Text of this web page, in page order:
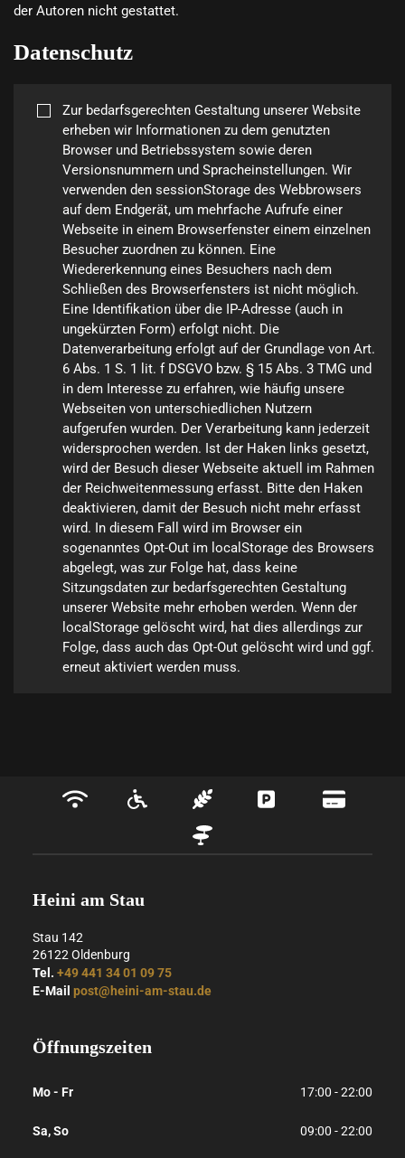
der Autoren nicht gestattet.
Datenschutz
Zur bedarfsgerechten Gestaltung unserer Website
erheben wir Informationen zu dem genutzten
Browser und Betriebssystem sowie deren
Versionsnummern und Spracheinstellungen. Wir
verwenden den sessionStorage des Webbrowsers
auf dem Endgerät, um mehrfache Aufrufe einer
Webseite in einem Browserfenster einem einzelnen
Besucher zuordnen zu können. Eine
Wiedererkennung eines Besuchers nach dem
Schließen des Browserfensters ist nicht möglich.
Eine Identifikation über die IP-Adresse (auch in
ungekürzten Form) erfolgt nicht. Die
Datenverarbeitung erfolgt auf der Grundlage von Art.
6 Abs. 1 S. 1 lit. f DSGVO bzw. § 15 Abs. 3 TMG und
in dem Interesse zu erfahren, wie häufig unsere
Webseiten von unterschiedlichen Nutzern
aufgerufen wurden. Der Verarbeitung kann jederzeit
widersprochen werden. Ist der Haken links gesetzt,
wird der Besuch dieser Webseite aktuell im Rahmen
der Reichweitenmessung erfasst. Bitte den Haken
deaktivieren, damit der Besuch nicht mehr erfasst
wird. In diesem Fall wird im Browser ein
sogenanntes Opt-Out im localStorage des Browsers
abgelegt, was zur Folge hat, dass keine
Sitzungsdaten zur bedarfsgerechten Gestaltung
unserer Website mehr erhoben werden. Wenn der
localStorage gelöscht wird, hat dies allerdings zur
Folge, dass auch das Opt-Out gelöscht wird und ggf.
erneut aktiviert werden muss.
Heini am Stau
Stau 142
26122 Oldenburg
Tel. +49 441 34 01 09 75
E-Mail post@heini-am-stau.de
Öffnungszeiten
Mo - Fr 17:00 - 22:00
Sa, So 09:00 - 22:00